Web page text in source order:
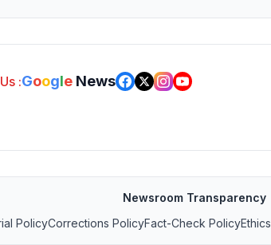
:Google News
Newsroom Transparency
PolicyCorrections PolicyFact-Check Policy